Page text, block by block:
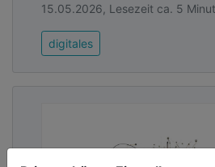
städtische Unternehmen
Eigenregie stemmen. Die IT-
Betrieb der Systeme und
SOCs nicht möglich.
15.05.2026, Lesezeit ca. 5
digitales